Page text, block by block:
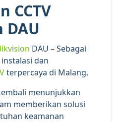
CCTV
DAU
DAU – Sebagai
dan
terpercaya di Malang,
menunjukkan
memberikan solusi
keamanan